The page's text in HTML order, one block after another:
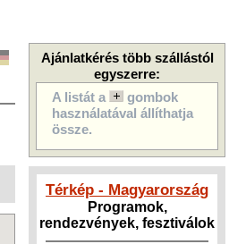
Ajánlatkérés több szállástól
egyszerre:
A listát a
gombok
használatával állíthatja
össze.
Térkép - Magyarország
Programok,
rendezvények, fesztiválok